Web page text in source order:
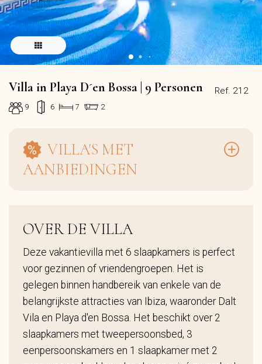
Ref. 212
Villa in Playa D´en Bossa | 9 Personen
9 6 7 2
VILLA'S MET
AANBIEDINGEN
OVER DE VILLA
Deze vakantievilla met 6 slaapkamers is perfect
voor gezinnen of vriendengroepen. Het is
gelegen binnen handbereik van enkele van de
belangrijkste attracties van Ibiza, waaronder Dalt
Vila en Playa d'en Bossa. Het beschikt over 2
slaapkamers met tweepersoonsbed, 3
eenpersoonskamers en 1 slaapkamer met 2